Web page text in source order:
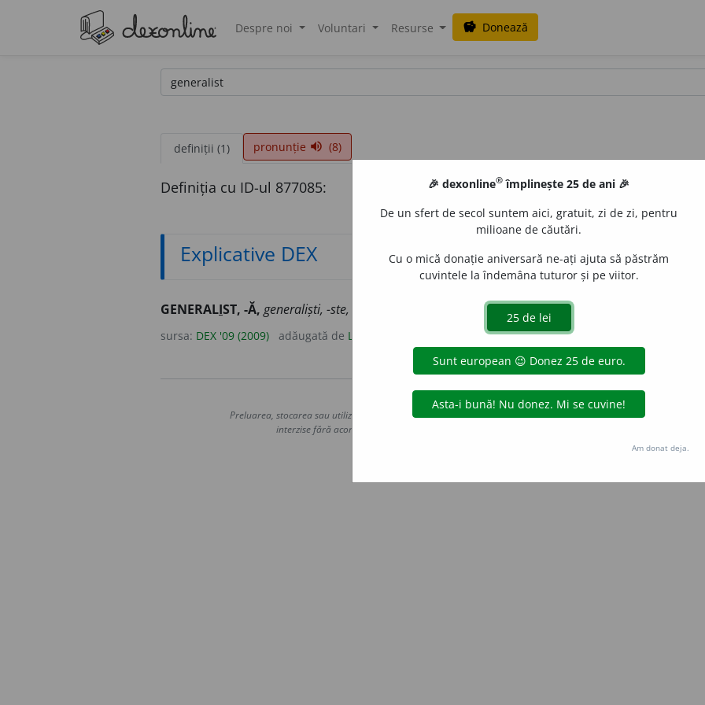
Despre noi Voluntari Resurse savings Donează
definiții (1) pronunție volume_up (8)
Definiția cu ID-ul 877085:
Explicative DEX
GENERALIST, -Ă, generaliști, -ste, Medic specialist în medicină generală. ♦ Medic
sursa: DEX '09 (2009) adăugată de LauraGellner
Copyright © 2004-2026 dexonline (https://dexonline.ro)
Preluarea, stocarea sau utilizarea datelor de pe acest site, inclusiv prin orice metode de extragere automată
interzise fără acordul nostru prealabil scris, cu excepția seturilor de date oferite oficial spre utilizare
Hosterion
🎉 dexonline® împlinește 25 de ani 🎉
De un sfert de secol suntem aici, gratuit, zi de zi, pentru
milioane de căutări.
Cu o mică donație aniversară ne-ați ajuta să păstrăm
cuvintele la îndemâna tuturor și pe viitor.
Am donat deja.